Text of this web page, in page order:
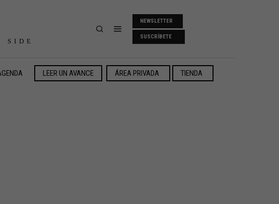
SIDE
NEWSLETTER
SUSCRÍBETE
LEER UN AVANCE ÁREA PRIVADA TIENDA